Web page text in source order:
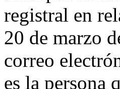
registral en
20 de marzo
correo
es la persona